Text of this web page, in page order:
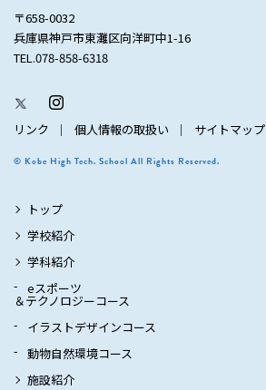
〒658-0032
兵庫県神戸市東灘区向洋町中1-16
TEL.078-858-6318
リンク 個人情報の取扱い サイトマップ
© Kobe High Tech. School All Rights Reserved.
トップ
学校紹介
学科紹介
eスポーツ
＆テクノロジーコース
イラストデザインコース
動物自然環境コース
施設紹介